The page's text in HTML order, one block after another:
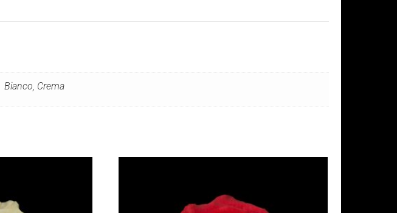
Bianco, Crema